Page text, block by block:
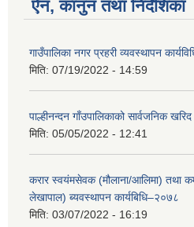
ऐन, कानुन तथा निर्देशिका
गाउँपालिका नगर प्रहरी व्यवस्थापन
मिति: 07/19/2022 - 14:59
पाल्हीनन्दन गाँउपालिकाको सार्वजनिक
मिति: 05/05/2022 - 12:41
करार स्वयंमसेवक (मौलाना/आलिमा) तथा
लेखापाल) ब्यवस्थापन कार्यबिधि–२०७८
मिति: 03/07/2022 - 16:19